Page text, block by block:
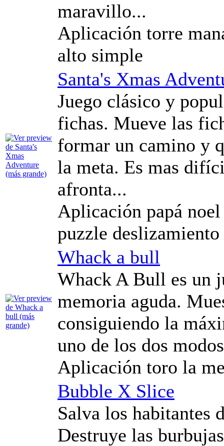
maravillo...
Aplicación torre
alto simple
Santa's Xmas
Juego clásico y
fichas. Mueve las
formar un camino y
la meta. Es mas
afronta...
Aplicación papá
puzzle
Whack a bull
Whack A Bull es un
memoria aguda.
consiguiendo la
uno de los dos
Aplicación toro la
Bubble X Slice
Salva los habitantes
Destruye las